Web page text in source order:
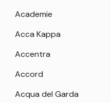
Academie
Acca Kappa
Accentra
Accord
Acqua del Garda